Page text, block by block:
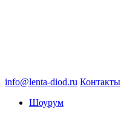
info@lenta-diod.ru Контакты
Шоурум